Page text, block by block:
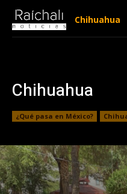
Chihuahua
Chihuahua
¿Qué pasa en México?